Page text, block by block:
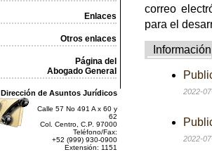
Enlaces
Otros enlaces
Página del
Abogado General
Dirección de Asuntos Jurídicos
Calle 57 No 491 A x 60 y
62
Col. Centro, C.P. 97000
Teléfono/Fax:
+52 (999) 930-0900
Extensión: 1151
correo
para el
Información
2022-
2022-